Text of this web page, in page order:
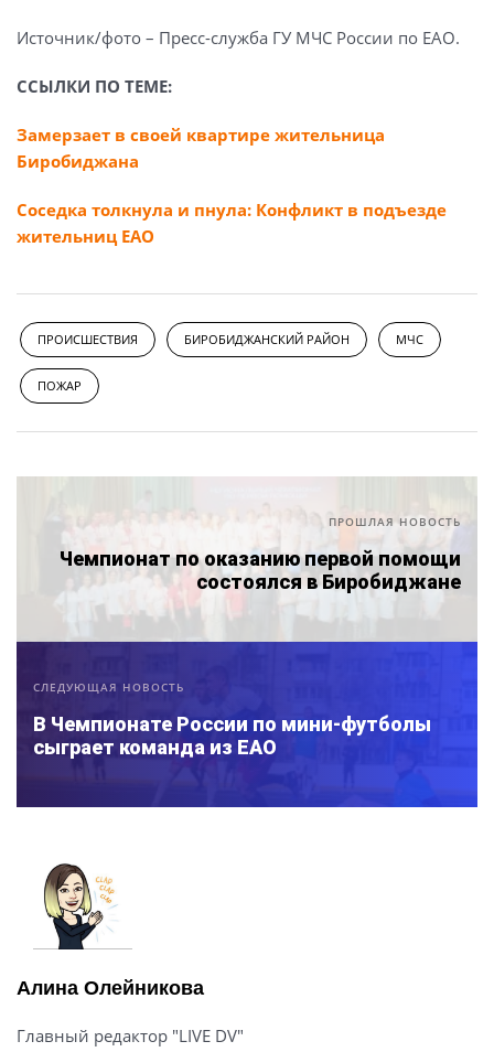
Источник/фото – Пресс-служба ГУ МЧС России по ЕАО.
ССЫЛКИ ПО ТЕМЕ:
Замерзает в своей квартире жительница
Биробиджана
Соседка толкнула и пнула: Конфликт в подъезде
жительниц ЕАО
ПРОИСШЕСТВИЯ БИРОБИДЖАНСКИЙ РАЙОН МЧС
ПОЖАР
ПРОШЛАЯ НОВОСТЬ
Чемпионат по оказанию первой помощи
состоялся в Биробиджане
СЛЕДУЮЩАЯ НОВОСТЬ
В Чемпионате России по мини-футболы
сыграет команда из ЕАО
Алина Олейникова
Главный редактор "LIVE DV"